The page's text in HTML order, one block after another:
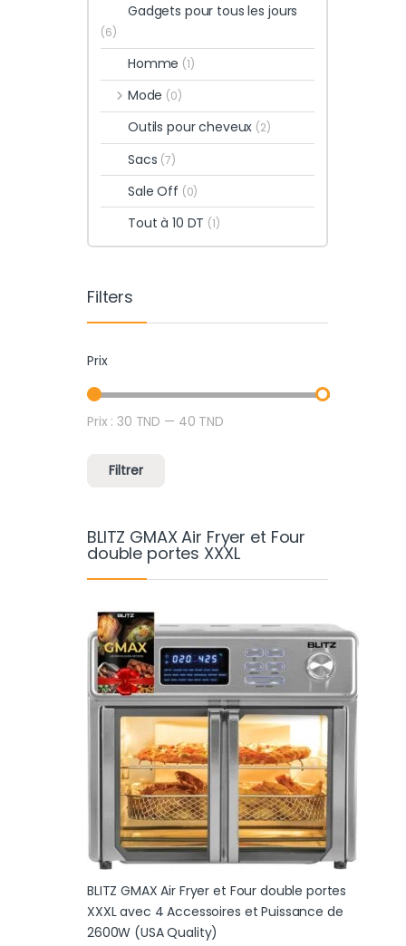
Gadgets pour tous les jours
(6)
Homme (1)
Mode (0)
Outils pour cheveux (2)
Sacs (7)
Sale Off (0)
Tout à 10 DT (1)
Filters
Prix
Prix min
Prix max
Filtrer
Prix :30 TND — 40 TND
BLITZ GMAX Air Fryer et Four
double portes XXXL
BLITZ GMAX Air Fryer et Four double portes
XXXL avec 4 Accessoires et Puissance de
2600W (USA Quality)